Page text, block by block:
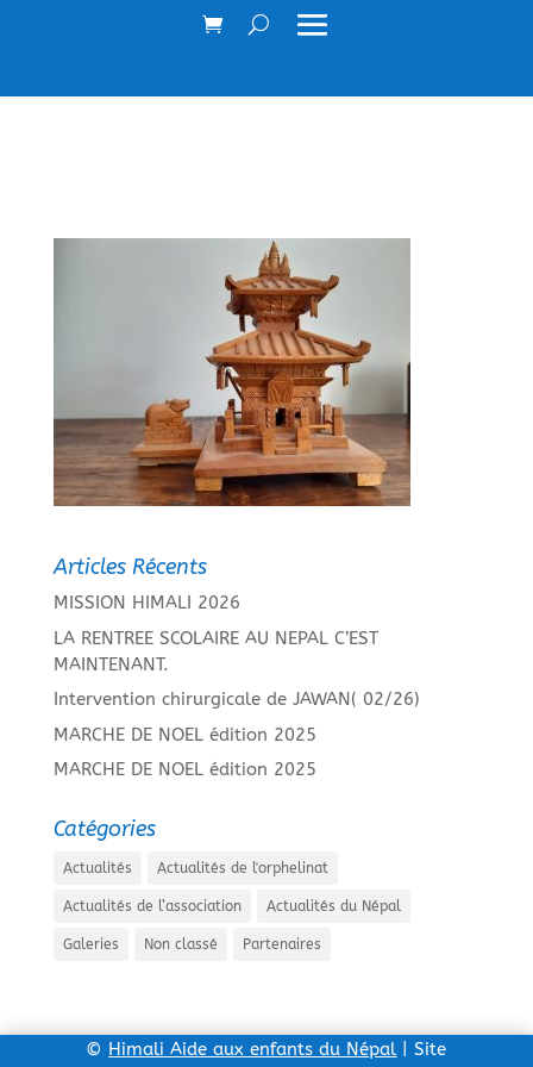
Articles Récents
MISSION HIMALI 2026
LA RENTREE SCOLAIRE AU NEPAL C’EST
MAINTENANT.
Intervention chirurgicale de JAWAN( 02/26)
MARCHE DE NOEL édition 2025
MARCHE DE NOEL édition 2025
Catégories
Actualités Actualités de l'orphelinat
Actualités de l’association Actualités du Népal
Galeries Non classé Partenaires
© Himali Aide aux enfants du Népal | Site